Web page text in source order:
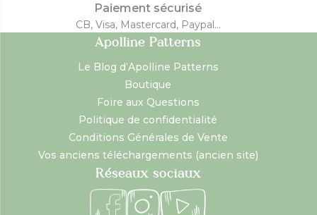
Paiement sécurisé
CB, Visa, Mastercard, Paypal...
Apolline Patterns
Le Blog d’Apolline Patterns
Boutique
Foire aux Questions
Politique de confidentialité
Conditions Générales de Vente
Vos anciens téléchargements (ancien site)
Réseaux sociaux